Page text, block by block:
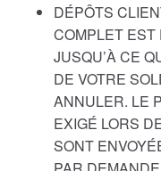
DÉPÔTS
COMPLET EST
JUSQU’À CE
DE VOTRE
ANNULER. LE
EXIGÉ LORS
SONT